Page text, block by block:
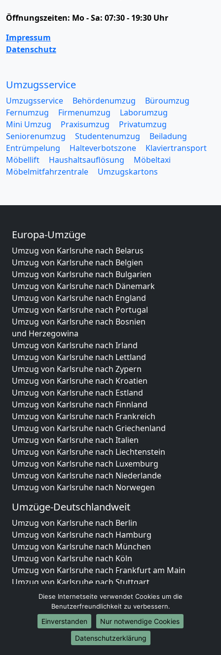
Öffnungszeiten: Mo - Sa: 07:30 - 19:30 Uhr
Impressum
Datenschutz
Umzugsservice
Umzugsservice Behördenumzug
Büroumzug
Fernumzug
Firmenumzug
Laborumzug
Mini Umzug
Praxisumzug
Privatumzug
Seniorenumzug
Studentenumzug
Beiladung
Entrümpelung
Halteverbotszone
Klaviertransport
Möbellift
Haushaltsauflösung
Möbeltaxi
Möbelmitfahrzentrale
Umzugskartons
Europa-Umzüge
Umzug von Karlsruhe nach Belarus
Umzug von Karlsruhe nach Belgien
Umzug von Karlsruhe nach Bulgarien
Umzug von Karlsruhe nach Dänemark
Umzug von Karlsruhe nach England
Umzug von Karlsruhe nach Portugal
Umzug von Karlsruhe nach Bosnien
und Herzegowina
Umzug von Karlsruhe nach Irland
Umzug von Karlsruhe nach Lettland
Umzug von Karlsruhe nach Zypern
Umzug von Karlsruhe nach Kroatien
Umzug von Karlsruhe nach Estland
Umzug von Karlsruhe nach Finnland
Umzug von Karlsruhe nach Frankreich
Umzug von Karlsruhe nach Griechenland
Umzug von Karlsruhe nach Italien
Umzug von Karlsruhe nach Liechtenstein
Umzug von Karlsruhe nach Luxemburg
Umzug von Karlsruhe nach Niederlande
Umzug von Karlsruhe nach Norwegen
Umzüge-Deutschlandweit
Umzug von Karlsruhe nach Berlin
Umzug von Karlsruhe nach Hamburg
Umzug von Karlsruhe nach München
Umzug von Karlsruhe nach Köln
Umzug von Karlsruhe nach Frankfurt am Main
Umzug von Karlsruhe nach Stuttgart
Umzug von Karlsruhe nach Düsseldorf
Umzug von Karlsruhe nach Leipzig
Umzug von Karlsruhe nach Dortmund
Umzug von Karlsruhe nach Essen
Umzug von Karlsruhe nach Bremen
Diese Internetseite verwendet Cookies um die
Benutzerfreundlichkeit zu verbessern.
Einverstanden
Nur notwendige Cookies
Datenschutzerklärung